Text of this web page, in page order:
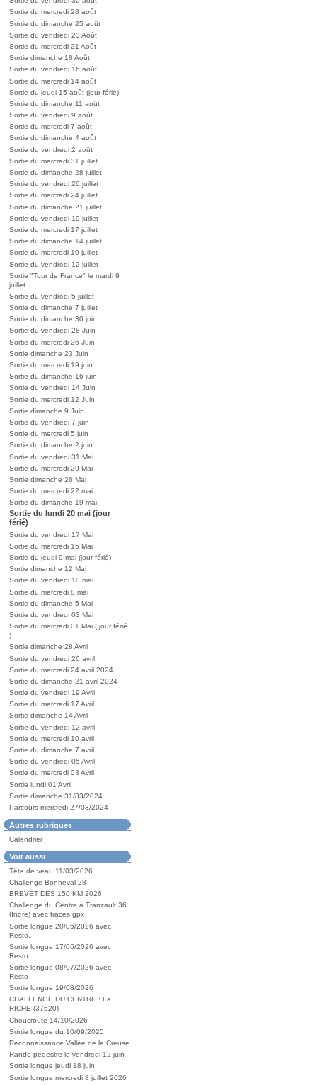
Sortie du mercredi 28 août
Sortie du dimanche 25 août
Sortie du vendredi 23 Août
Sortie du mercredi 21 Août
Sortie dimanche 18 Août
Sortie du vendredi 16 août
Sortie du mercredi 14 août
Sortie du jeudi 15 août (jour férié)
Sortie du dimanche 11 août
Sortie du vendredi 9 août
Sortie du mercredi 7 août
Sortie du dimanche 4 août
Sortie du vendredi 2 août
Sortie du mercredi 31 juillet
Sortie du dimanche 28 juillet
Sortie du vendredi 26 juillet
Sortie du mercredi 24 juillet
Sortie du dimanche 21 juillet
Sortie du vendredi 19 juillet
Sortie du mercredi 17 juillet
Sortie du dimanche 14 juillet
Sortie du mercredi 10 juillet
Sortie du vendredi 12 juillet
Sortie "Tour de France" le mardi 9
juillet
Sortie du vendredi 5 juillet
Sortie du dimanche 7 juillet
Sortie du dimanche 30 juin
Sortie du vendredi 28 Juin
Sortie du mercredi 26 Juin
Sortie dimanche 23 Juin
Sortie du mercredi 19 juin
Sortie du dimanche 16 juin
Sortie du vendredi 14 Juin
Sortie du mercredi 12 Juin
Sortie dimanche 9 Juin
Sortie du vendredi 7 juin
Sortie du mercredi 5 juin
Sortie du dimanche 2 juin
Sortie du vendredi 31 Mai
Sortie du mercredi 29 Mai
Sortie dimanche 26 Mai
Sortie du mercredi 22 mai
Sortie du dimanche 19 mai
Sortie du lundi 20 mai (jour
férié)
Sortie du vendredi 17 Mai
Sortie du mercredi 15 Mai
Sortie du jeudi 9 mai (jour férié)
Sortie dimanche 12 Mai
Sortie du vendredi 10 mai
Sortie du mercredi 8 mai
Sortie du dimanche 5 Mai
Sortie du vendredi 03 Mai
Sortie du mercredi 01 Mai ( jour férié
)
Sortie dimanche 28 Avril
Sortie du vendredi 26 avril
Sortie du mercredi 24 avril 2024
Sortie du dimanche 21 avril 2024
Sortie du vendredi 19 Avril
Sortie du mercredi 17 Avril
Sortie dimanche 14 Avril
Sortie du vendredi 12 avril
Sortie du mercredi 10 avril
Sortie du dimanche 7 avril
Sortie du vendredi 05 Avril
Sortie du mercredi 03 Avril
Sortie lundi 01 Avril
Sortie dimanche 31/03/2024
Parcours mercredi 27/03/2024
Autres rubriques
Calendrier
Voir aussi
Tête de veau 11/03/2026
Challenge Bonneval-28
BREVET DES 150 KM 2026
Challenge du Centre à Tranzault 36
(Indre) avec traces gpx
Sortie longue 20/05/2026 avec
Resto.
Sortie longue 17/06/2026 avec
Resto
Sortie longue 08/07/2026 avec
Resto
Sortie longue 19/08/2026
CHALLENGE DU CENTRE : La
RICHE (37520)
Choucroute 14/10/2026
Sortie longue du 10/09/2025
Reconnaissance Vallée de la Creuse
Rando pedestre le vendredi 12 juin
Sortie longue jeudi 18 juin
Sortie longue mercredi 8 juillet 2026